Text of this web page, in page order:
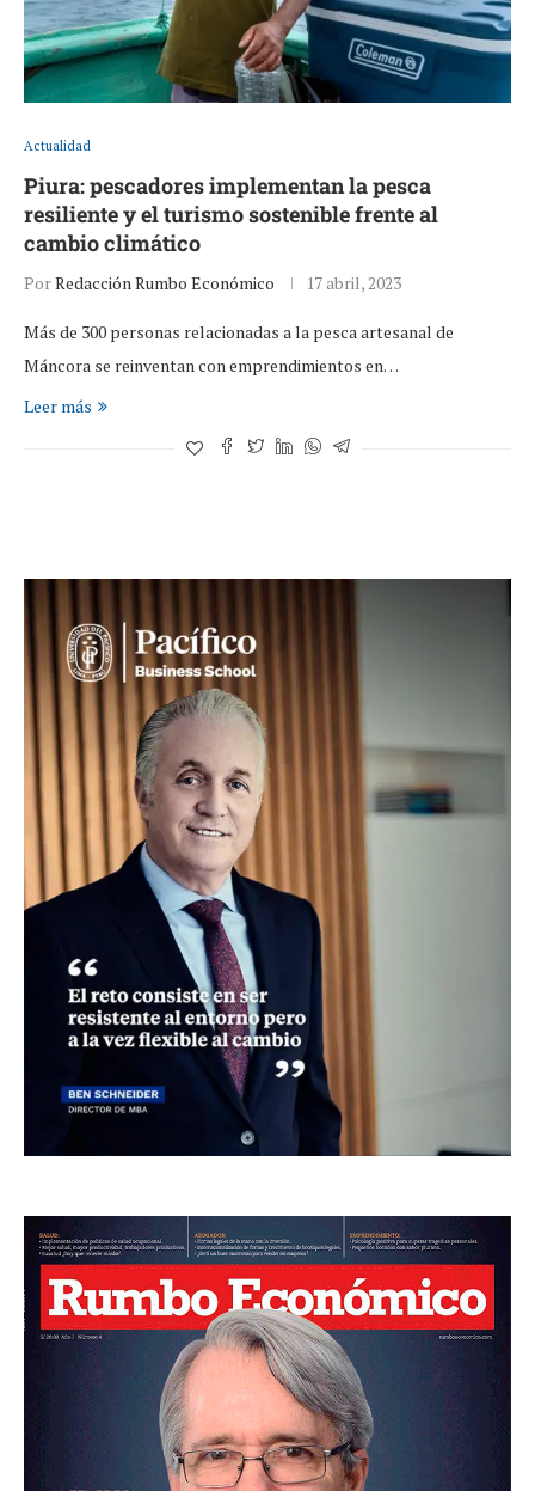
Actualidad
Piura: pescadores implementan la pesca
resiliente y el turismo sostenible frente al
cambio climático
PorRedacción Rumbo Económico 17 abril, 2023
Más de 300 personas relacionadas a la pesca artesanal de
Máncora se reinventan con emprendimientos en…
Leer más